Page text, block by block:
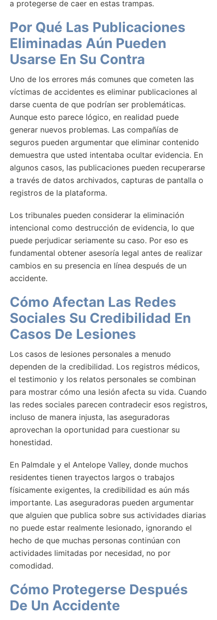
a protegerse de caer en estas trampas.
Por Qué Las Publicaciones
Eliminadas Aún Pueden
Usarse En Su Contra
Uno de los errores más comunes que cometen las
víctimas de accidentes es eliminar publicaciones al
darse cuenta de que podrían ser problemáticas.
Aunque esto parece lógico, en realidad puede
generar nuevos problemas. Las compañías de
seguros pueden argumentar que eliminar contenido
demuestra que usted intentaba ocultar evidencia. En
algunos casos, las publicaciones pueden recuperarse
a través de datos archivados, capturas de pantalla o
registros de la plataforma.
Los tribunales pueden considerar la eliminación
intencional como destrucción de evidencia, lo que
puede perjudicar seriamente su caso. Por eso es
fundamental obtener asesoría legal antes de realizar
cambios en su presencia en línea después de un
accidente.
Cómo Afectan Las Redes
Sociales Su Credibilidad En
Casos De Lesiones
Los casos de lesiones personales a menudo
dependen de la credibilidad. Los registros médicos,
el testimonio y los relatos personales se combinan
para mostrar cómo una lesión afecta su vida. Cuando
las redes sociales parecen contradecir esos registros,
incluso de manera injusta, las aseguradoras
aprovechan la oportunidad para cuestionar su
honestidad.
En Palmdale y el Antelope Valley, donde muchos
residentes tienen trayectos largos o trabajos
físicamente exigentes, la credibilidad es aún más
importante. Las aseguradoras pueden argumentar
que alguien que publica sobre sus actividades diarias
no puede estar realmente lesionado, ignorando el
hecho de que muchas personas continúan con
actividades limitadas por necesidad, no por
comodidad.
Cómo Protegerse Después
De Un Accidente